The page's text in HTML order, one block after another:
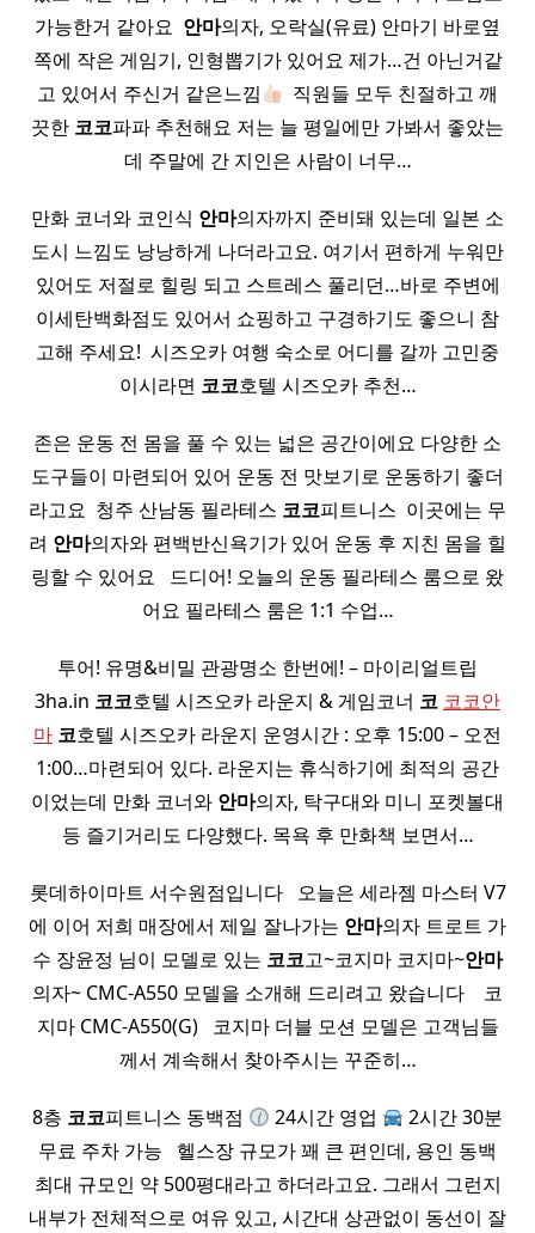
가능한거 같아요 ​ 안마의자, 오락실(유료) 안마기 바로옆
쪽에 작은 게임기, 인형뽑기가 있어요 제가…건 아닌거같
고 있어서 주신거 같은느낌
​ 직원들 모두 친절하고 깨
끗한 코코파파 추천해요 저는 늘 평일에만 가봐서 좋았는
데 주말에 간 지인은 사람이 너무…
만화 코너와 코인식 안마의자까지 준비돼 있는데 일본 소
도시 느낌도 낭낭하게 나더라고요. 여기서 편하게 누워만
있어도 저절로 힐링 되고 스트레스 풀리던…바로 주변에
이세탄백화점도 있어서 쇼핑하고 구경하기도 좋으니 참
고해 주세요! ​ 시즈오카 여행 숙소로 어디를 갈까 고민중
이시라면 코코호텔 시즈오카 추천…
존은 운동 전 몸을 풀 수 있는 넓은 공간이에요 다양한 소
도구들이 마련되어 있어 운동 전 맛보기로 운동하기 좋더
라고요 ​ 청주 산남동 필라테스 코코피트니스 ​ 이곳에는 무
려 안마의자와 편백반신욕기가 있어 운동 후 지친 몸을 힐
링할 수 있어요 ​ ​ 드디어! 오늘의 운동 필라테스 룸으로 왔
어요 필라테스 룸은 1:1 수업…
투어! 유명&비밀 관광명소 한번에! – 마이리얼트립
3ha.in 코코호텔 시즈오카 라운지 & 게임코너 코 코코안
마 코호텔 시즈오카 라운지 운영시간 : 오후 15:00 – 오전
1:00…마련되어 있다. 라운지는 휴식하기에 최적의 공간
이었는데 만화 코너와 안마의자, 탁구대와 미니 포켓볼대
등 즐기거리도 다양했다. 목욕 후 만화책 보면서…
롯데하이마트 서수원점입니다 ​ ​ 오늘은 세라젬 마스터 V7
에 이어 저희 매장에서 제일 잘나가는 안마의자 트로트 가
수 장윤정 님이 모델로 있는 코코고~코지마 코지마~안마
의자~ CMC-A550 모델을 소개해 드리려고 왔습니다 ​ ​ ​ 코
지마 CMC-A550(G) ​ ​ 코지마 더블 모션 모델은 고객님들
께서 계속해서 찾아주시는 꾸준히…
8층 코코피트니스 동백점 24시간 영업
2시간 30분
무료 주차 가능 ​ ​ 헬스장 규모가 꽤 큰 편인데, 용인 동백
최대 규모인 약 500평대라고 하더라고요. 그래서 그런지
내부가 전체적으로 여유 있고, 시간대 상관없이 동선이 잘